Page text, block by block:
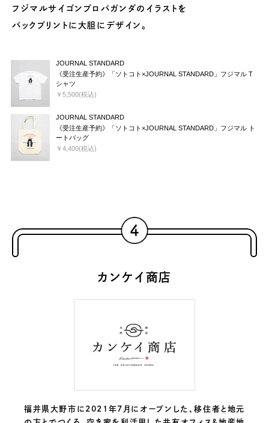
フジマルサイゴンプロパガンダのイラストを
バックプリントに大胆にデザイン。
JOURNAL STANDARD
《受注生産予約》「ソトコト×JOURNAL STANDARD」フジマル T
シャツ
￥5,500(税込)
JOURNAL STANDARD
《受注生産予約》「ソトコト×JOURNAL STANDARD」フジマル ト
ートバッグ
￥4,400(税込)
カンケイ商店
福井県大野市に2021年7月にオープンした、移住者と地元